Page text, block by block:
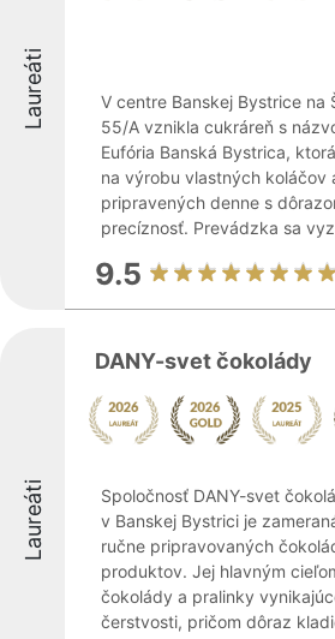
Laureáti
V centre Banskej Bystrice na
55/A vznikla cukráreň s
Eufória Banská Bystrica,
na výrobu vlastných koláčov
pripravených denne s
precíznosť. Prevádzka sa
9.5
Laureáti
DANY-svet čokolády
Spoločnosť DANY-svet
v Banskej Bystrici je
ručne pripravovaných
produktov. Jej hlavným
čokolády a pralinky
čerstvosti, pričom dôraz